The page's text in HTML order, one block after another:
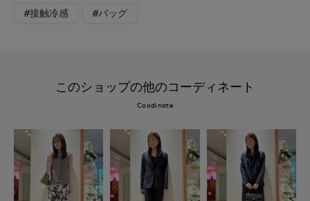
#接触冷感 #バッグ
このショップの他のコーディネート
Coodinate